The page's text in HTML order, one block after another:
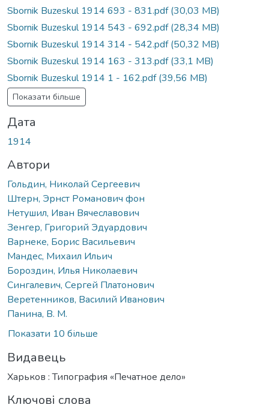
Sbornik Buzeskul 1914 693 - 831.pdf(30,03 MB)
Sbornik Buzeskul 1914 543 - 692.pdf(28,34 MB)
Sbornik Buzeskul 1914 314 - 542.pdf(50,32 MB)
Sbornik Buzeskul 1914 163 - 313.pdf(33,1 MB)
Sbornik Buzeskul 1914 1 - 162.pdf(39,56 MB)
Показати більше
Дата
1914
Автори
Гольдин, Николай Сергеевич
Штерн, Эрнст Романович фон
Нетушил, Иван Вячеславович
Зенгер, Григорий Эдуардович
Варнеке, Борис Васильевич
Мандес, Михаил Ильич
Бороздин, Илья Николаевич
Сингалевич, Сергей Платонович
Веретенников, Василий Иванович
Панина, В. М.
Показати 10 більше
Видавець
Харьков : Типография «Печатное дело»
Ключові слова